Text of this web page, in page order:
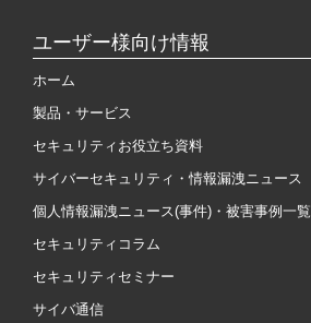
ユーザー様向け情報
ホーム
製品・サービス
セキュリティお役立ち資料
サイバーセキュリティ・情報漏洩ニュース
個人情報漏洩ニュース(事件)・被害事例一覧
セキュリティコラム
セキュリティセミナー
サイバ通信